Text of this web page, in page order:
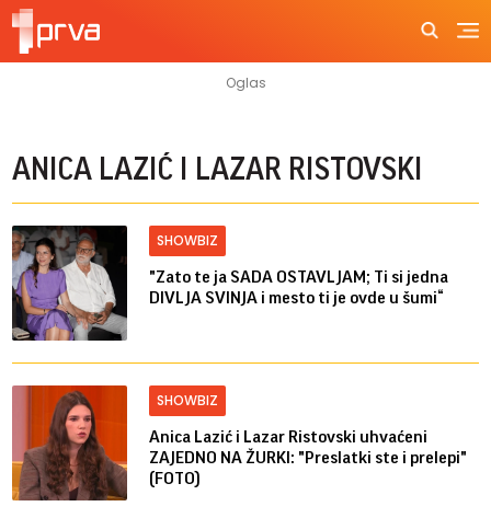
ANICA LAZIĆ I LAZAR RISTOVSKI
SHOWBIZ
"Zato te ja SADA OSTAVLJAM; Ti si jedna
DIVLJA SVINJA i mesto ti je ovde u šumi“
SHOWBIZ
Anica Lazić i Lazar Ristovski uhvaćeni
ZAJEDNO NA ŽURKI: "Preslatki ste i prelepi"
(FOTO)